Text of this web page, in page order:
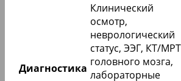
Диагностика
Клинический
осмотр,
неврологический
статус, ЭЭГ, КТ/МРТ
головного мозга,
лабораторные